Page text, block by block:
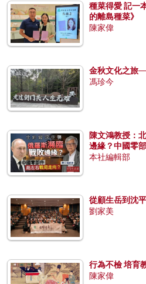
種菜得愛 記一
的離島種菜》
陳家偉
金秋文化之旅
馮珍今
陳文鴻教授：
邊緣？中國零
本社編輯部
從顧生岳到沈
劉家美
行為不檢 培育
陳家偉